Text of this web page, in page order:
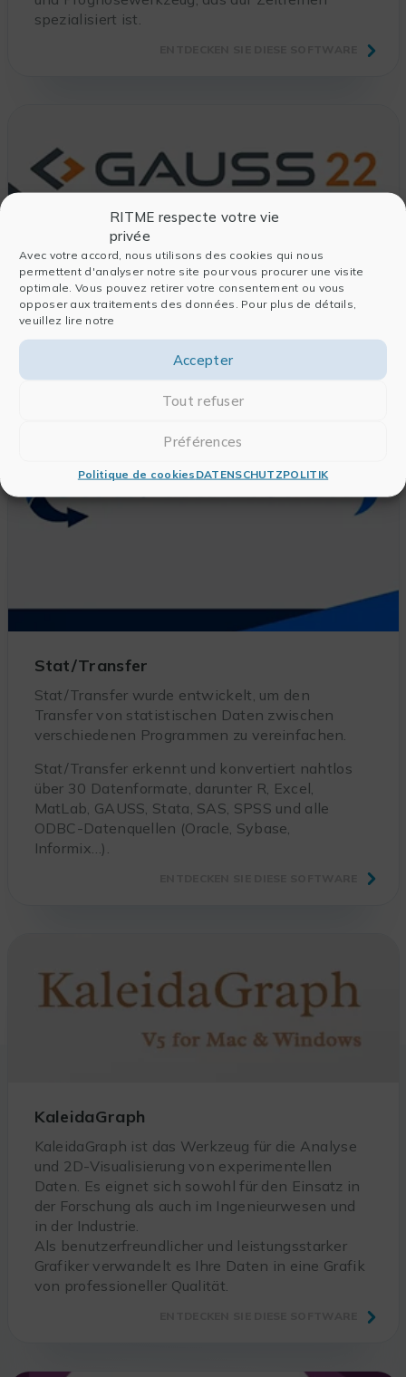
RITME respecte votre vie
privée
Avec votre accord, nous utilisons des cookies qui nous
permettent d'analyser notre site pour vous procurer une visite
optimale. Vous pouvez retirer votre consentement ou vous
opposer aux traitements des données. Pour plus de détails,
veuillez lire notre
Accepter
Tout refuser
Préférences
Politique de cookies DATENSCHUTZPOLITIK
spezialisiert ist.
Gauss
GAUSS, die historische Referenz für
Statistiksoftware, wird seit fast 20 Jahren von
Fachleuten in Bereichen eingesetzt, die
umfangreiche statistische und mathematische
Verarbeitung erfordern.
Stat/Transfer
Stat/Transfer wurde entwickelt, um den
Transfer von statistischen Daten zwischen
verschiedenen Programmen zu vereinfachen.
Stat/Transfer erkennt und konvertiert nahtlos
über 30 Datenformate, darunter R, Excel,
MatLab, GAUSS, Stata, SAS, SPSS und alle
ODBC-Datenquellen (Oracle, Sybase,
Informix…).
KaleidaGraph
KaleidaGraph ist das Werkzeug für die Analyse
und 2D-Visualisierung von experimentellen
Daten. Es eignet sich sowohl für den Einsatz in
der Forschung als auch im Ingenieurwesen und
in der Industrie.
Als benutzerfreundlicher und leistungsstarker
Grafiker verwandelt es Ihre Daten in eine Grafik
von professioneller Qualität.